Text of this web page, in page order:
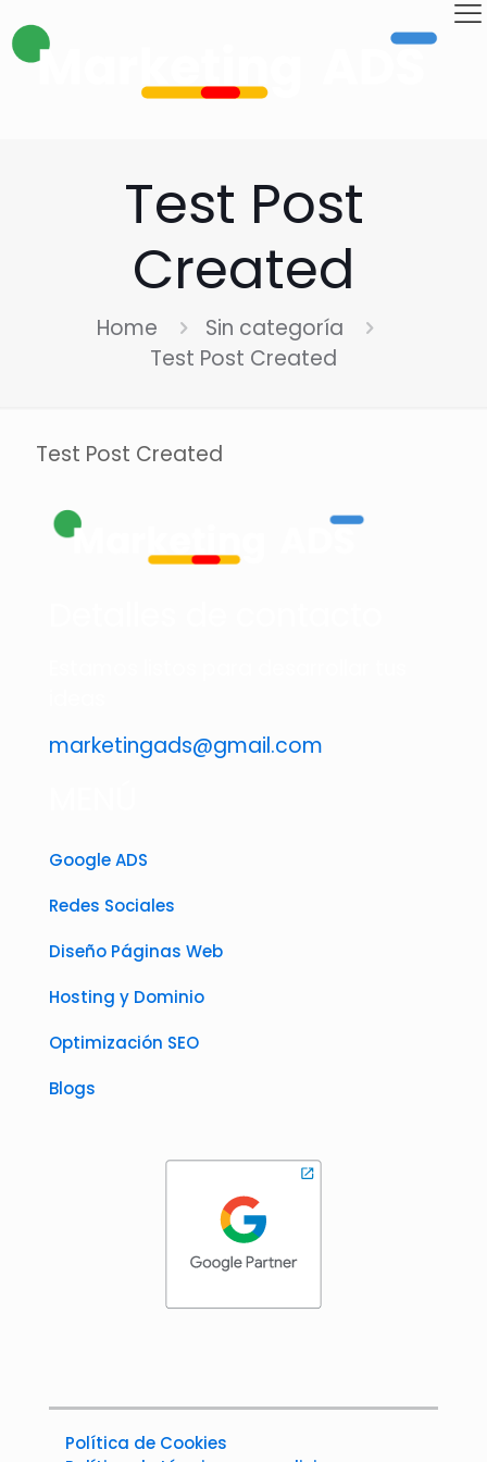
Test Post
Created
Home
Sin categoría
Test Post Created
Test Post Created
marketingads@gmail.com
Google ADS
Redes Sociales
Diseño Páginas Web
Hosting y Dominio
Optimización SEO
Blogs
Política de Cookies